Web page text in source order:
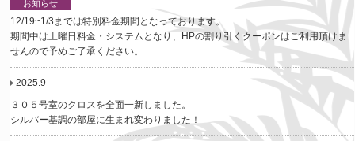
お知らせ
12/19~1/3までは特別料金期間となっております。
期間中は土曜日料金・システムとなり、HPの割り引くクーポンはご利用頂けま
せんので予めご了承ください。
2025.9
３０５号室のクロスを全面一新しました。
シルバー基調の部屋に生まれ変わりました！